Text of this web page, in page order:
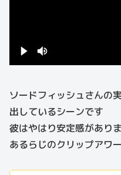
ソードフィッシュさんの
出しているシーンです
彼はやはり安定感があり
あるらじのクリップアワ